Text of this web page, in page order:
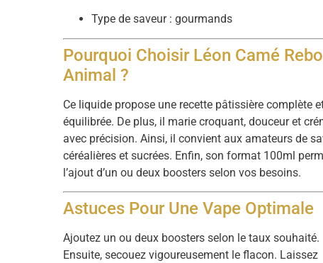
Type de saveur : gourmands
Pourquoi Choisir Léon Camé
Animal ?
Ce liquide propose une recette pâtissière complète
équilibrée. De plus, il marie croquant, douceur et
avec précision. Ainsi, il convient aux amateurs de
céréalières et sucrées. Enfin, son format 100ml
l’ajout d’un ou deux boosters selon vos besoins.
Astuces Pour Une Vape Optimale
Ajoutez un ou deux boosters selon le taux souhaité.
Ensuite, secouez vigoureusement le flacon. Laissez